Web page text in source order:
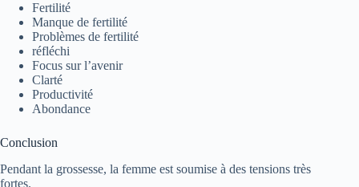
Fertilité
Manque de fertilité
Problèmes de fertilité
réfléchi
Focus sur l’avenir
Clarté
Productivité
Abondance
Conclusion
Pendant la grossesse, la femme est soumise à des tensions très
fortes.